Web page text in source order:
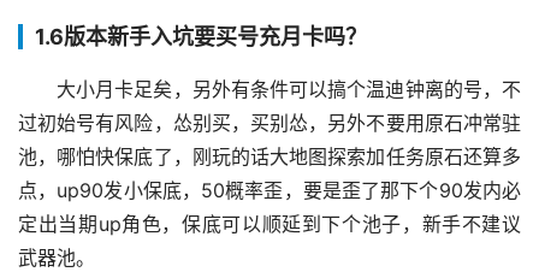
1.6版本新手入坑要买号充月卡吗？
大小月卡足矣，另外有条件可以搞个温迪钟离的号，不
过初始号有风险，怂别买，买别怂，另外不要用原石冲常驻
池，哪怕快保底了，刚玩的话大地图探索加任务原石还算多
点，up90发小保底，50概率歪，要是歪了那下个90发内必
定出当期up角色，保底可以顺延到下个池子，新手不建议
武器池。